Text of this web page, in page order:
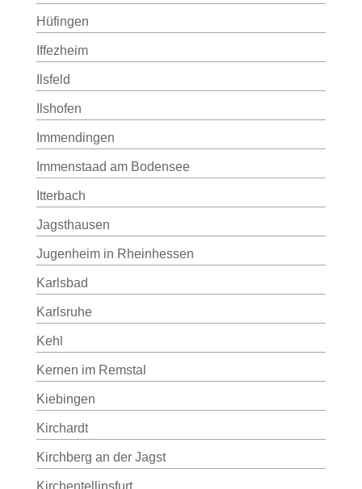
Hüfingen
Iffezheim
Ilsfeld
Ilshofen
Immendingen
Immenstaad am Bodensee
Itterbach
Jagsthausen
Jugenheim in Rheinhessen
Karlsbad
Karlsruhe
Kehl
Kernen im Remstal
Kiebingen
Kirchardt
Kirchberg an der Jagst
Kirchentellinsfurt